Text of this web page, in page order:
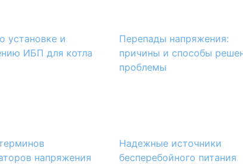
установке и
ИБП для котла
Перепады напряжения:
причины и способы
проблемы
напряжения
Надежные источники
бесперебойного питания